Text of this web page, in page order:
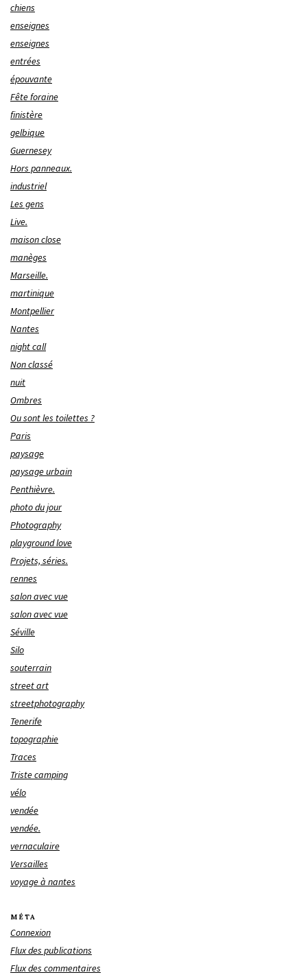
chiens
enseignes
enseignes
entrées
épouvante
Fête foraine
finistère
gelbique
Guernesey
Hors panneaux.
industriel
Les gens
Live.
maison close
manèges
Marseille.
martinique
Montpellier
Nantes
night call
Non classé
nuit
Ombres
Ou sont les toilettes ?
Paris
paysage
paysage urbain
Penthièvre.
photo du jour
Photography
playground love
Projets, séries.
rennes
salon avec vue
salon avec vue
Séville
Silo
souterrain
street art
streetphotography
Tenerife
topographie
Traces
Triste camping
vélo
vendée
vendée.
vernaculaire
Versailles
voyage à nantes
MÉTA
Connexion
Flux des publications
Flux des commentaires